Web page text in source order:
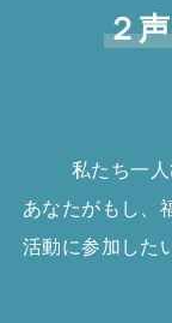
２
私たち一
あなたがもし、
活動に参加した